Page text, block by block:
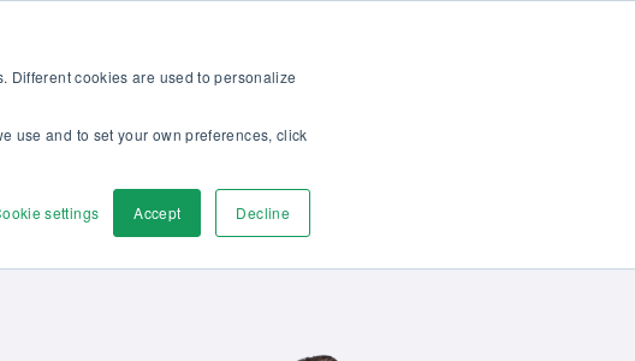
Different cookies are used to personalize
use and to set your own preferences, click
settings Accept Decline
Discover